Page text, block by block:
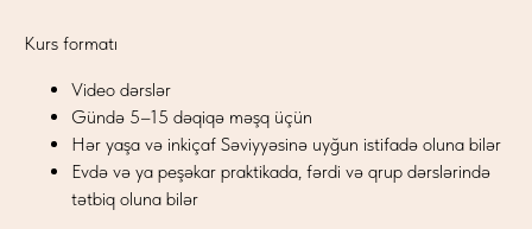
Kurs formatı
Video dərslər
Gündə 5–15 dəqiqə məşq üçün
Hər yaşa və inkiçaf Səviyyəsinə uyğun istifadə oluna bilər
Evdə və ya peşəkar praktikada, fərdi və qrup dərslərində
tətbiq oluna bilər